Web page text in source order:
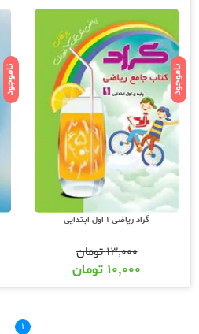
ناموجود
گراد ریاضی 1 اول ابتدایی
۱۳,۰۰۰تومان
۱۰,۰۰۰ تومان
ناموجود
۱